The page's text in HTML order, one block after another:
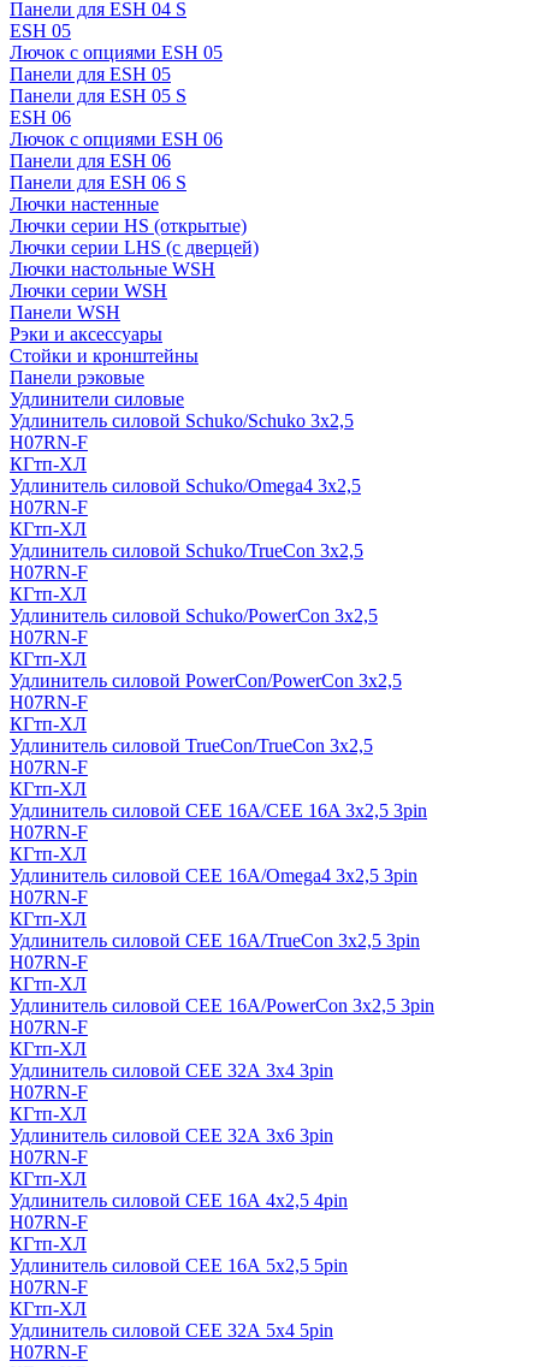
Панели для ESH 04 S
ESH 05
Лючок с опциями ESH 05
Панели для ESH 05
Панели для ESH 05 S
ESH 06
Лючок с опциями ESH 06
Панели для ESH 06
Панели для ESH 06 S
Лючки настенные
Лючки серии HS (открытые)
Лючки серии LHS (с дверцей)
Лючки настольные WSH
Лючки серии WSH
Панели WSH
Рэки и аксессуары
Стойки и кронштейны
Панели рэковые
Удлинители силовые
Удлинитель силовой Schuko/Schuko 3х2,5
H07RN-F
КГтп-ХЛ
Удлинитель силовой Schuko/Omega4 3х2,5
H07RN-F
КГтп-ХЛ
Удлинитель силовой Schuko/TrueCon 3х2,5
H07RN-F
КГтп-ХЛ
Удлинитель силовой Schuko/PowerCon 3х2,5
H07RN-F
КГтп-ХЛ
Удлинитель силовой PowerCon/PowerCon 3х2,5
H07RN-F
КГтп-ХЛ
Удлинитель силовой TrueCon/TrueCon 3х2,5
H07RN-F
КГтп-ХЛ
Удлинитель силовой CEE 16A/CEE 16A 3х2,5 3pin
H07RN-F
КГтп-ХЛ
Удлинитель силовой CEE 16A/Omega4 3х2,5 3pin
H07RN-F
КГтп-ХЛ
Удлинитель силовой CEE 16A/TrueCon 3х2,5 3pin
H07RN-F
КГтп-ХЛ
Удлинитель силовой CEE 16A/PowerCon 3х2,5 3pin
H07RN-F
КГтп-ХЛ
Удлинитель силовой CEE 32А 3х4 3pin
H07RN-F
КГтп-ХЛ
Удлинитель силовой CEE 32А 3х6 3pin
H07RN-F
КГтп-ХЛ
Удлинитель силовой CEE 16А 4х2,5 4pin
H07RN-F
КГтп-ХЛ
Удлинитель силовой CEE 16А 5x2,5 5pin
H07RN-F
КГтп-ХЛ
Удлинитель силовой CEE 32А 5x4 5pin
H07RN-F